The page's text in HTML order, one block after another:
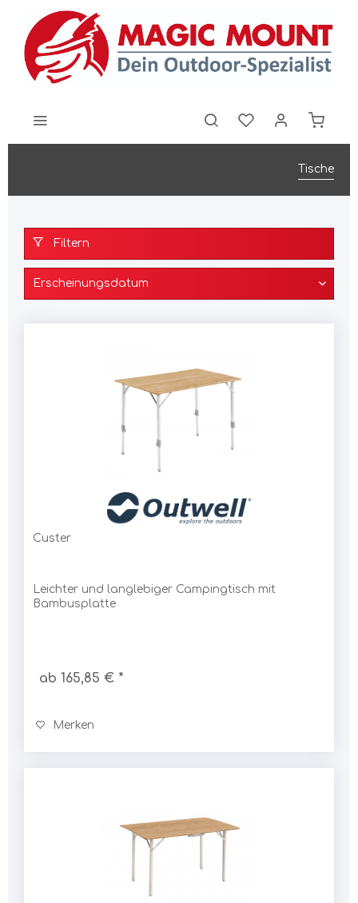
Tische
Filtern
Custer
Leichter und langlebiger Campingtisch mit
Bambusplatte
ab 165,85 € *
Merken